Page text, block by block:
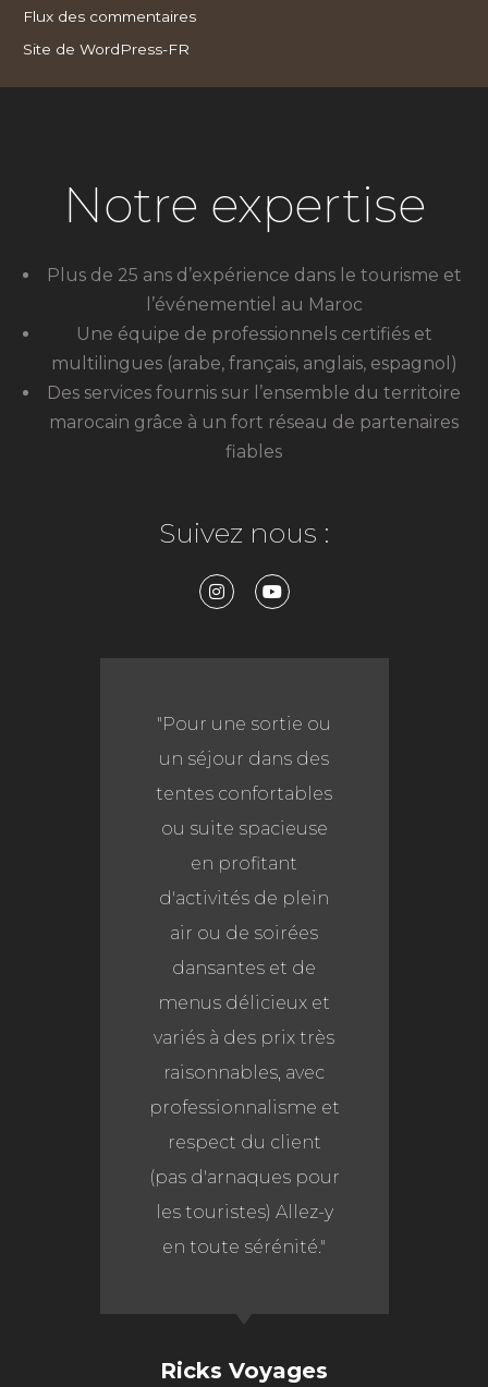
Flux des commentaires
Site de WordPress-FR
Notre expertise
Plus de 25 ans d’expérience dans le tourisme et
l’événementiel au Maroc
Une équipe de professionnels certifiés et
multilingues (arabe, français, anglais, espagnol)
Des services fournis sur l’ensemble du territoire
marocain grâce à un fort réseau de partenaires
fiables
Suivez nous :
"Pour une sortie ou
un séjour dans des
tentes confortables
ou suite spacieuse
en profitant
d'activités de plein
air ou de soirées
dansantes et de
menus délicieux et
variés à des prix très
raisonnables, avec
professionnalisme et
respect du client
(pas d'arnaques pour
les touristes) Allez-y
en toute sérénité."
Ricks Voyages